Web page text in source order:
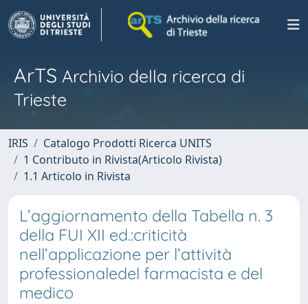
ArTS Archivio della ricerca di
Trieste
IRIS
Catalogo Prodotti Ricerca UNITS
1 Contributo in Rivista(Articolo Rivista)
1.1 Articolo in Rivista
L’aggiornamento della Tabella n. 3
della FUI XII ed.:criticità
nell’applicazione per l’attività
professionaledel farmacista e del
medico